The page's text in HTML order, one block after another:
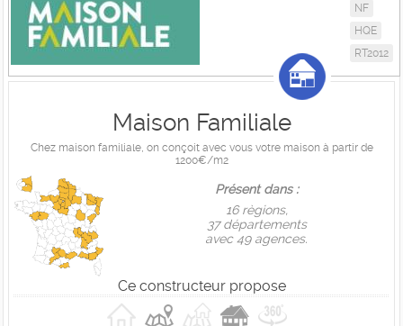
NF
HQE
RT2012
Maison Familiale
Chez maison familiale, on conçoit avec vous votre maison à partir de
1200€/m2
Présent dans :
16 règions,
37 départements
avec 49 agences.
Ce constructeur propose